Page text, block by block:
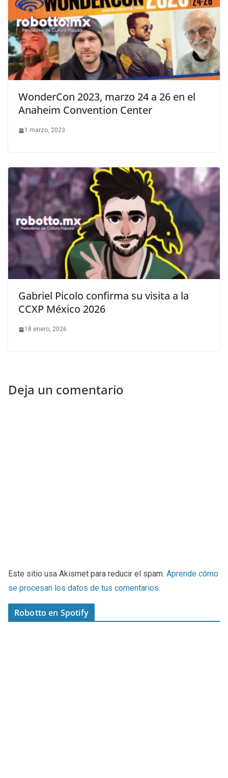
WonderCon 2023, marzo 24 a 26 en el
Anaheim Convention Center
1 marzo, 2023
Gabriel Picolo confirma su visita a la
CCXP México 2026
18 enero, 2026
Deja un comentario
Este sitio usa Akismet para reducir el spam. Aprende cómo
se procesan los datos de tus comentarios.
Robotto en Spotify